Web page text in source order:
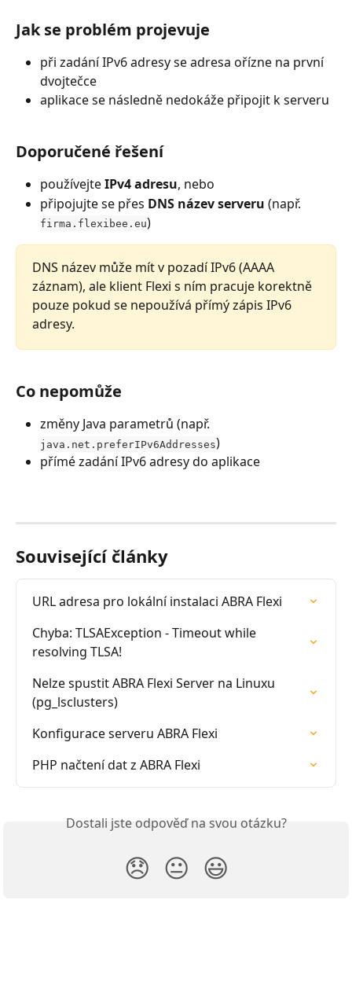
Jak se problém projevuje
při zadání IPv6 adresy se adresa ořízne na první
dvojtečce
aplikace se následně nedokáže připojit k serveru
Doporučené řešení
používejte IPv4 adresu, nebo
připojujte se přes DNS název serveru (např.
firma.flexibee.eu)
DNS název může mít v pozadí IPv6 (AAAA
záznam), ale klient Flexi s ním pracuje korektně
pouze pokud se nepoužívá přímý zápis IPv6
adresy.
Co nepomůže
změny Java parametrů (např.
java.net.preferIPv6Addresses)
přímé zadání IPv6 adresy do aplikace
Související články
URL adresa pro lokální instalaci ABRA Flexi
Chyba: TLSAException - Timeout while
resolving TLSA!
Nelze spustit ABRA Flexi Server na Linuxu
(pg_lsclusters)
Konfigurace serveru ABRA Flexi
PHP načtení dat z ABRA Flexi
Dostali jste odpověď na svou otázku?
😞 😐 😃